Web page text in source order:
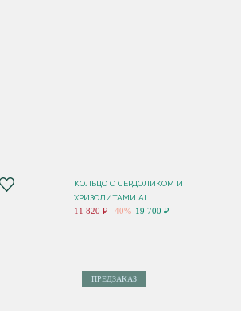
КОЛЬЦО С СЕРДОЛИКОМ И
ХРИЗОЛИТАМИ AI
11 820 ₽ -40% 19 700 ₽
ПРЕДЗАКАЗ